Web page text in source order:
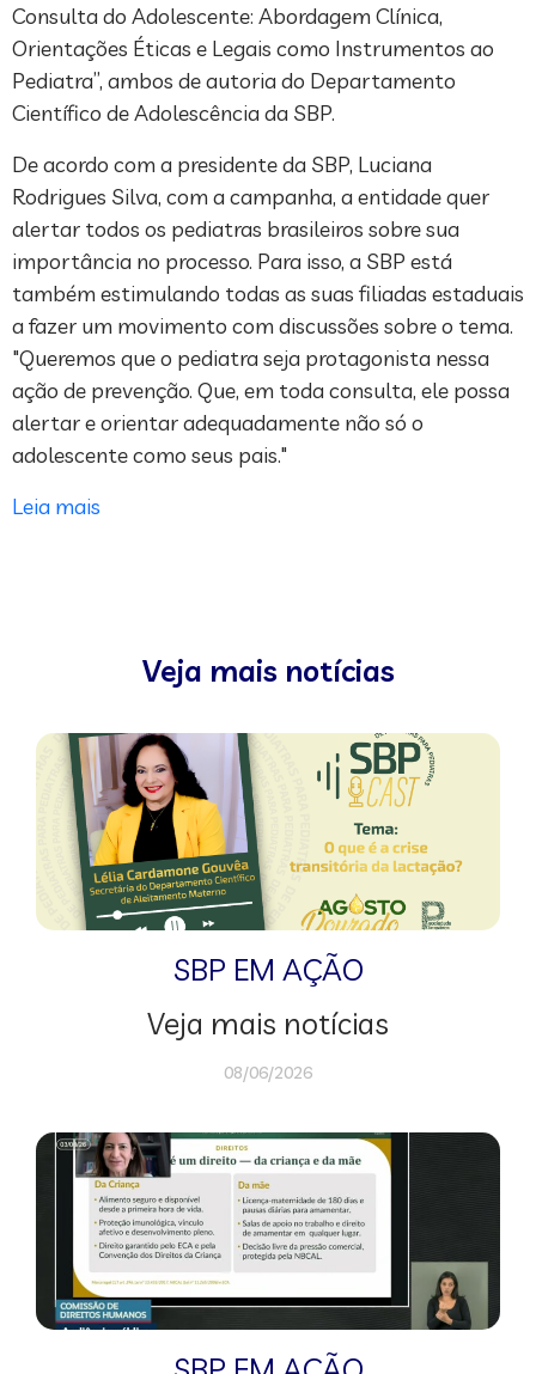
Consulta do Adolescente: Abordagem Clínica,
Orientações Éticas e Legais como Instrumentos ao
Pediatra”, ambos de autoria do Departamento
Científico de Adolescência da SBP.
De acordo com a presidente da SBP, Luciana
Rodrigues Silva, com a campanha, a entidade quer
alertar todos os pediatras brasileiros sobre sua
importância no processo. Para isso, a SBP está
também estimulando todas as suas filiadas estaduais
a fazer um movimento com discussões sobre o tema.
"Queremos que o pediatra seja protagonista nessa
ação de prevenção. Que, em toda consulta, ele possa
alertar e orientar adequadamente não só o
adolescente como seus pais."
Leia mais
Veja mais notícias
SBP EM AÇÃO
Veja mais notícias
08/06/2026